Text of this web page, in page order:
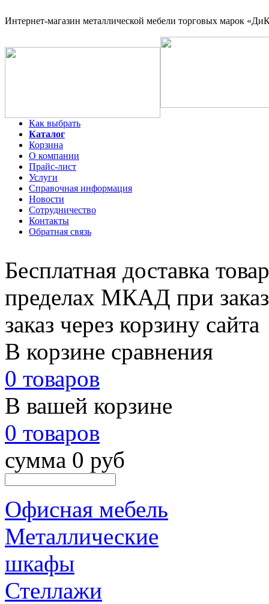
Интернет-магазин металлической мебели торговых марок
Как выбрать
Каталог
Корзина
О компании
Прайс-лист
Услуги
Справочная информация
Новости
Сотрудничество
Контакты
Обратная связь
Бесплатная доставка
пределах МКАД при
заказ через корзину сайта
В корзине сравнения
0 товаров
В вашей корзине
0 товаров
сумма 0 руб
Офисная мебель
Металлические
шкафы
Стеллажи